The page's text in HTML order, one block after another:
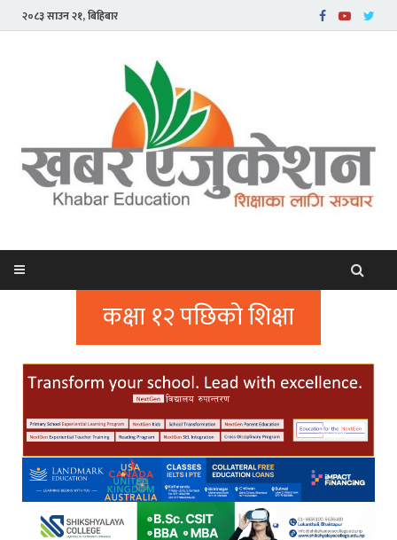
२०८३ साउन २१, बिहिबार
कक्षा १२ पछिको शिक्षा